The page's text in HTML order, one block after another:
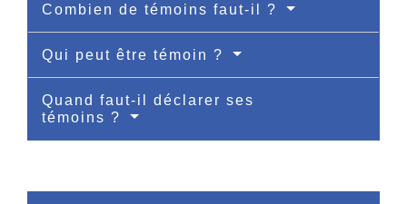
Combien de témoins faut-il ?
Qui peut être témoin ?
Quand faut-il déclarer ses
témoins ?